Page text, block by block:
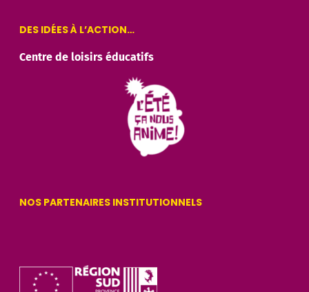
DES IDÉES À L’ACTION…
Centre de loisirs éducatifs
NOS PARTENAIRES INSTITUTIONNELS